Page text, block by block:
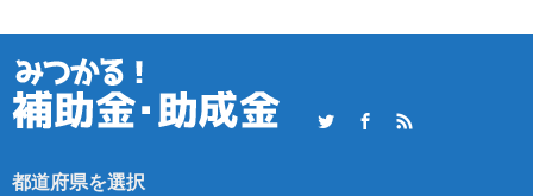
TwitterFacebookRSS